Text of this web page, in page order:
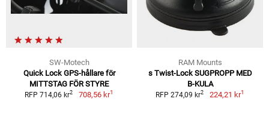
SW-Motech
Quick Lock GPS-hållare för
MITTSTAG FÖR STYRE
RFP 714,06 kr2 708,56 kr1
RAM Mounts
s Twist-Lock SUGPROPP MED
B-KULA
RFP 274,09 kr2 224,21 kr1